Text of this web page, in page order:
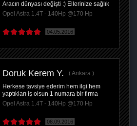
Aracın dünyası değişti :) Ellerinize sağlık
Opel Astra 1.4T - 140Hp @170 Hp
04.05.2016
Doruk Kerem Y.
Ankara
Herkese tavsiye ederim hem ilgi hem
yaptıkları iş olsun 1 numara bir firma
Opel Astra 1.4T - 140Hp @170 Hp
08.09.2016